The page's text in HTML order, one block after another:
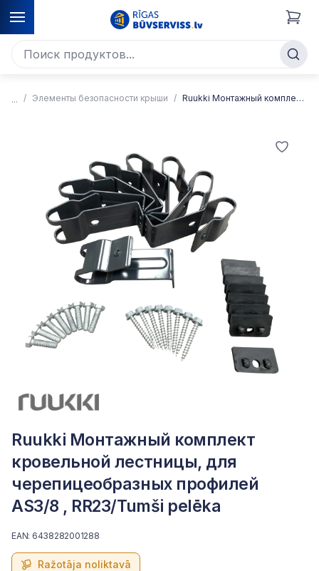
Элементы безопасности крыши Ruukki Монтажный комплект кровельной лестницы, для черепицеобразных профилей AS3/8
Ruukki Монтажный комплект
кровельной лестницы, для
черепицеобразных профилей
AS3/8 , RR23/Tumši pelēka
Ražotāja noliktavā
EAN: 6438282001288